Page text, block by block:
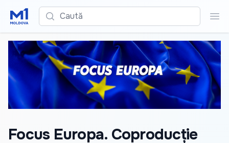
Caută
Focus Europa. Coproducție